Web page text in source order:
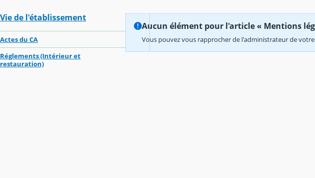
Vie de l'établissement
Actes du CA
Réglements (Intérieur et
restauration)
Aucun élément pour l'article « Mentions
Vous pouvez vous rapprocher de l'administrateur de